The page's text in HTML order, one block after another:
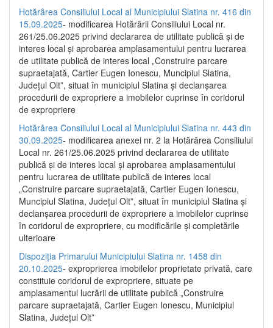
Hotărârea Consiliului Local al Municipiului Slatina nr. 416 din
15.09.2025- modificarea Hotărârii Consiliului Local nr.
261/25.06.2025 privind declararea de utilitate publică și de
interes local și aprobarea amplasamentului pentru lucrarea
de utilitate publică de interes local „Construire parcare
supraetajată, Cartier Eugen Ionescu, Muncipiul Slatina,
Județul Olt”, situat în municipiul Slatina și declanșarea
procedurii de expropriere a imobilelor cuprinse în coridorul
de expropriere
Hotărârea Consiliului Local al Municipiului Slatina nr. 443 din
30.09.2025- modificarea anexei nr. 2 la Hotărârea Consiliului
Local nr. 261/25.06.2025 privind declararea de utilitate
publică şi de interes local şi aprobarea amplasamentului
pentru lucrarea de utilitate publică de interes local
„Construire parcare supraetajată, Cartier Eugen Ionescu,
Muncipiul Slatina, Judeţul Olt”, situat în municipiul Slatina şi
declanşarea procedurii de expropriere a imobilelor cuprinse
în coridorul de expropriere, cu modificările şi completările
ulterioare
Dispoziția Primarului Municipiului Slatina nr. 1458 din
20.10.2025- exproprierea imobilelor proprietate privată, care
constituie coridorul de expropriere, situate pe
amplasamentul lucrării de utilitate publică „Construire
parcare supraetajată, Cartier Eugen Ionescu, Municipiul
Slatina, Județul Olt”